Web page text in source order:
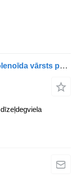
Atego (01.98.–12.04.) 0049978536 solenoīda vārsts paredzēts Mercedes-Benz Atego, Atego 2, Atego 3 (1996-) kravas automašīnas
dīzeļdegviela